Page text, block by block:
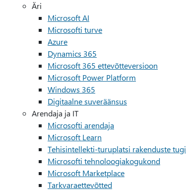
Äri
Microsoft AI
Microsofti turve
Azure
Dynamics 365
Microsoft 365 ettevõtteversioon
Microsoft Power Platform
Windows 365
Digitaalne suveräänsus
Arendaja ja IT
Microsofti arendaja
Microsoft Learn
Tehisintellekti-turuplatsi rakenduste tugi
Microsofti tehnoloogiakogukond
Microsoft Marketplace
Tarkvaraettevõtted